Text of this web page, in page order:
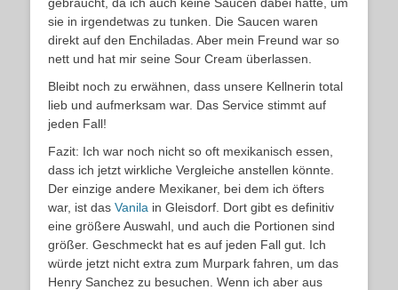
sie in irgendetwas zu tunken. Die Saucen waren
direkt auf den Enchiladas. Aber mein Freund war so
nett und hat mir seine Sour Cream überlassen.
Bleibt noch zu erwähnen, dass unsere Kellnerin total
lieb und aufmerksam war. Das Service stimmt auf
jeden Fall!
Fazit: Ich war noch nicht so oft mexikanisch essen,
dass ich jetzt wirkliche Vergleiche anstellen könnte.
Der einzige andere Mexikaner, bei dem ich öfters
war, ist das Vanila in Gleisdorf. Dort gibt es definitiv
eine größere Auswahl, und auch die Portionen sind
größer. Geschmeckt hat es auf jeden Fall gut. Ich
würde jetzt nicht extra zum Murpark fahren, um das
Henry Sanchez zu besuchen. Wenn ich aber aus